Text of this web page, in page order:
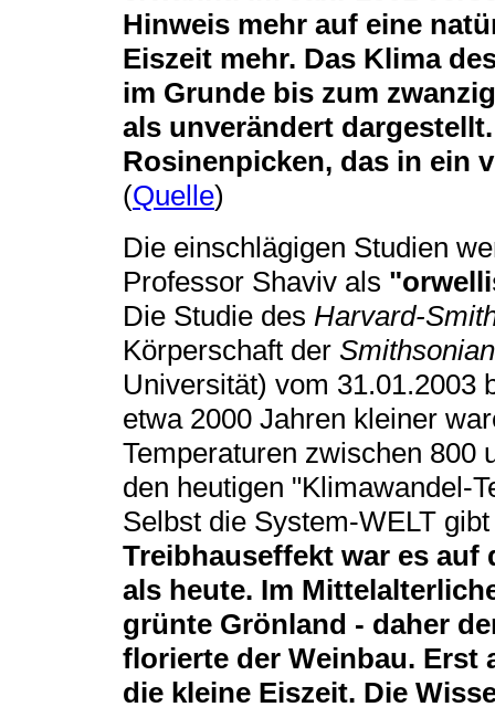
Hinweis mehr auf eine
Eiszeit mehr. Das Klima
im Grunde bis zum
als unverändert
Rosinenpicken, das in ein
(Quelle)
Die einschlägigen Studien
Professor Shaviv als
Die Studie des Harvard-
Körperschaft der
Universität) vom 31.01.2003
etwa 2000 Jahren kleiner
Temperaturen zwischen 800
den heutigen "Klimawandel-
Selbst die System-WELT
Treibhauseffekt war es auf
als heute. Im
grünte Grönland - daher
florierte der Weinbau. Erst
die kleine Eiszeit. Die